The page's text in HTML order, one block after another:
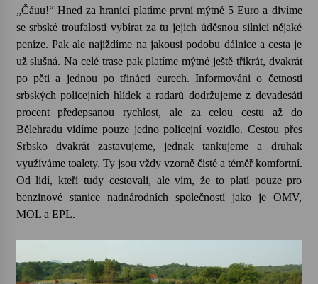
„Čáuu!“ Hned za hranicí platíme první mýtné 5 Euro a divíme
se srbské troufalosti vybírat za tu jejich úděsnou silnici nějaké
peníze. Pak ale najíždíme na jakousi podobu dálnice a cesta je
už slušná. Na celé trase pak platíme mýtné ještě třikrát, dvakrát
po pěti a jednou po třinácti eurech. Informováni o četnosti
srbských policejních hlídek a radarů dodržujeme z devadesáti
procent předepsanou rychlost, ale za celou cestu až do
Bělehradu vidíme pouze jedno policejní vozidlo. Cestou přes
Srbsko dvakrát zastavujeme, jednak tankujeme a druhak
využíváme toalety. Ty jsou vždy vzorně čisté a téměř komfortní.
Od lidí, kteří tudy cestovali, ale vím, že to platí pouze pro
benzinové stanice nadnárodních společností jako je OMV,
MOL a EPL.